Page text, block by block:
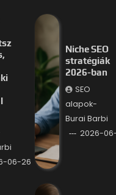
06-26
Niche SEO
stratégiák
2026-ban
SEO
alapok-
Burai Barbi
2026-